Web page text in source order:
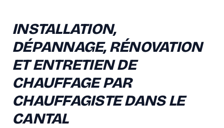
INSTALLATION,
DÉPANNAGE, RÉNOVATION
ET ENTRETIEN DE
CHAUFFAGE PAR
CHAUFFAGISTE DANS LE
CANTAL